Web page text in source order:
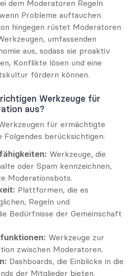
dem Moderatoren Regeln
Probleme auftauchen.
hingegen rüstet Moderatoren
umfassenden
aus, sodass sie proaktiv
Konflikte lösen und eine
fördern können.
Werkzeuge für
aus?
für ermächtigte
Folgendes berücksichtigen:
Werkzeuge, die
oder Spam kennzeichnen,
Moderationsbots.
Plattformen, die es
Regeln und
Bedürfnisse der Gemeinschaft
Werkzeuge zur
zwischen Moderatoren.
Dashboards, die Einblicke in die
der Mitglieder bieten.